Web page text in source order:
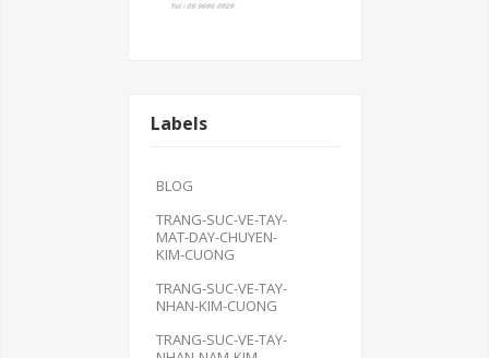
Labels
BLOG
TRANG-SUC-VE-TAY-
MAT-DAY-CHUYEN-
KIM-CUONG
TRANG-SUC-VE-TAY-
NHAN-KIM-CUONG
TRANG-SUC-VE-TAY-